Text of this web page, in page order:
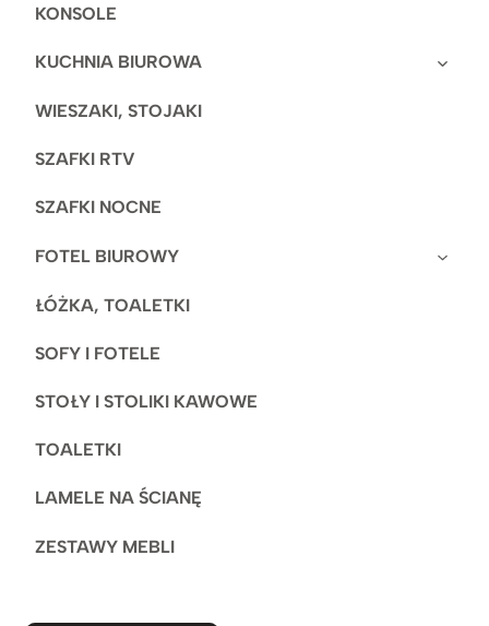
KONSOLE
KUCHNIA BIUROWA
WIESZAKI, STOJAKI
SZAFKI RTV
SZAFKI NOCNE
FOTEL BIUROWY
ŁÓŻKA, TOALETKI
SOFY I FOTELE
STOŁY I STOLIKI KAWOWE
TOALETKI
LAMELE NA ŚCIANĘ
ZESTAWY MEBLI